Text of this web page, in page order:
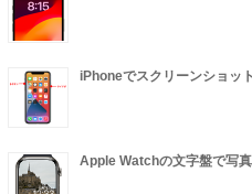
iPhoneでスクリーンショッ
Apple Watchの文字盤で写